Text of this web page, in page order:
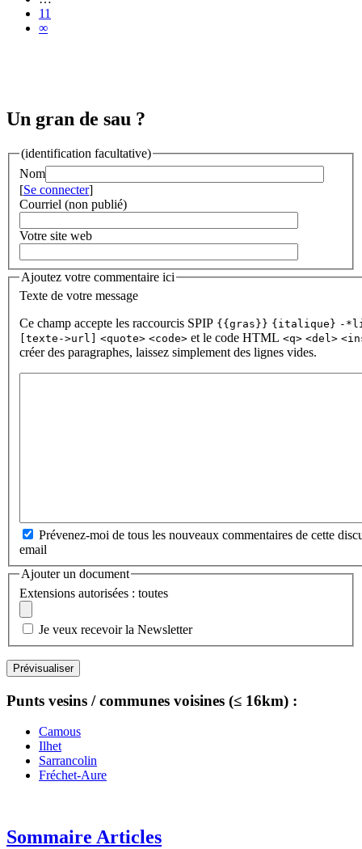
11
∞
Un gran de sau ?
(identification facultative)
Nom
[Se connecter]
Courriel (non publié)
Votre site web
Ajoutez votre commentaire ici
Texte de votre message
Ce champ accepte les raccourcis SPIP {{gras}} {italique} -
[texte->url]
<quote> <code> et le code HTML <q> <del>
créer des paragraphes, laissez simplement des lignes vides.
Prévenez-moi de tous les nouveaux commentaires de cette
email
Ajouter un document
Extensions autorisées : toutes
Je veux recevoir la Newsletter
Punts vesins / communes voisines (≤ 16km) :
Camous
Ilhet
Sarrancolin
Fréchet-Aure
Sommaire Articles